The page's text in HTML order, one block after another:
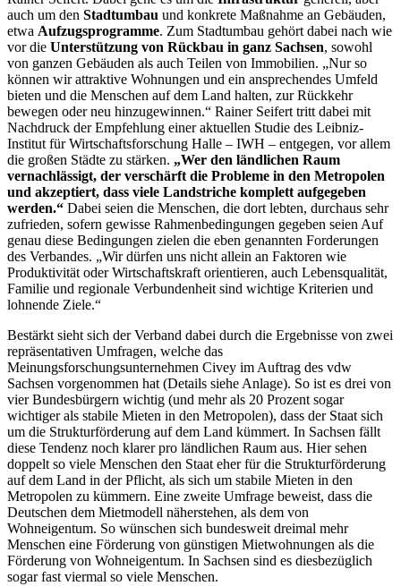
auch um den Stadtumbau und konkrete Maßnahme an Gebäuden,
etwa Aufzugsprogramme. Zum Stadtumbau gehört dabei nach wie
vor die Unterstützung von Rückbau in ganz Sachsen, sowohl
von ganzen Gebäuden als auch Teilen von Immobilien. „Nur so
können wir attraktive Wohnungen und ein ansprechendes Umfeld
bieten und die Menschen auf dem Land halten, zur Rückkehr
bewegen oder neu hinzugewinnen.“ Rainer Seifert tritt dabei mit
Nachdruck der Empfehlung einer aktuellen Studie des Leibniz-
Institut für Wirtschaftsforschung Halle – IWH – entgegen, vor allem
die großen Städte zu stärken. „Wer den ländlichen Raum
vernachlässigt, der verschärft die Probleme in den Metropolen
und akzeptiert, dass viele Landstriche komplett aufgegeben
werden.“ Dabei seien die Menschen, die dort lebten, durchaus sehr
zufrieden, sofern gewisse Rahmenbedingungen gegeben seien Auf
genau diese Bedingungen zielen die eben genannten Forderungen
des Verbandes. „Wir dürfen uns nicht allein an Faktoren wie
Produktivität oder Wirtschaftskraft orientieren, auch Lebensqualität,
Familie und regionale Verbundenheit sind wichtige Kriterien und
lohnende Ziele.“
Bestärkt sieht sich der Verband dabei durch die Ergebnisse von zwei
repräsentativen Umfragen, welche das
Meinungsforschungsunternehmen Civey im Auftrag des vdw
Sachsen vorgenommen hat (Details siehe Anlage). So ist es drei von
vier Bundesbürgern wichtig (und mehr als 20 Prozent sogar
wichtiger als stabile Mieten in den Metropolen), dass der Staat sich
um die Strukturförderung auf dem Land kümmert. In Sachsen fällt
diese Tendenz noch klarer pro ländlichen Raum aus. Hier sehen
doppelt so viele Menschen den Staat eher für die Strukturförderung
auf dem Land in der Pflicht, als sich um stabile Mieten in den
Metropolen zu kümmern. Eine zweite Umfrage beweist, dass die
Deutschen dem Mietmodell näherstehen, als dem von
Wohneigentum. So wünschen sich bundesweit dreimal mehr
Menschen eine Förderung von günstigen Mietwohnungen als die
Förderung von Wohneigentum. In Sachsen sind es diesbezüglich
sogar fast viermal so viele Menschen.